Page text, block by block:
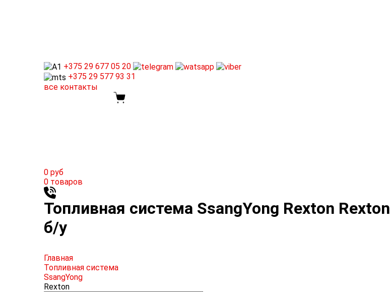
+375 29 677 05 20
+375 29 577 93 31
все контакты
0 руб
0 товаров
Топливная система SsangYong Rexton
б/у
Главная
Топливная система
SsangYong
Rexton